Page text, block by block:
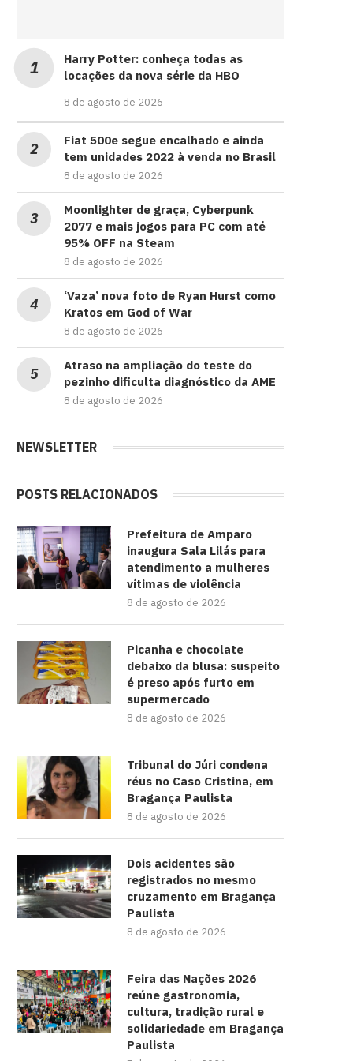
Harry Potter: conheça todas as
locações da nova série da HBO
8 de agosto de 2026
Fiat 500e segue encalhado e ainda
tem unidades 2022 à venda no Brasil
8 de agosto de 2026
Moonlighter de graça, Cyberpunk
2077 e mais jogos para PC com até
95% OFF na Steam
8 de agosto de 2026
‘Vaza’ nova foto de Ryan Hurst como
Kratos em God of War
8 de agosto de 2026
Atraso na ampliação do teste do
pezinho dificulta diagnóstico da AME
8 de agosto de 2026
NEWSLETTER
POSTS RELACIONADOS
Prefeitura de Amparo
inaugura Sala Lilás para
atendimento a mulheres
vítimas de violência
8 de agosto de 2026
Picanha e chocolate
debaixo da blusa: suspeito
é preso após furto em
supermercado
8 de agosto de 2026
Tribunal do Júri condena
réus no Caso Cristina, em
Bragança Paulista
8 de agosto de 2026
Dois acidentes são
registrados no mesmo
cruzamento em Bragança
Paulista
8 de agosto de 2026
Feira das Nações 2026
reúne gastronomia,
cultura, tradição rural e
solidariedade em Bragança
Paulista